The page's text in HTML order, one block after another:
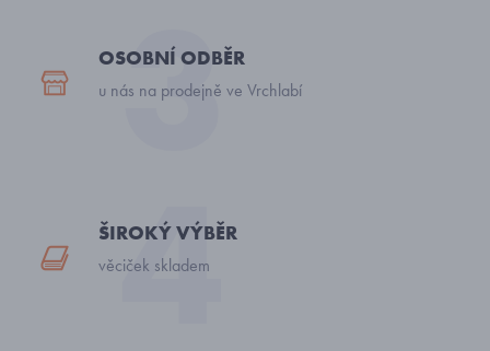
OSOBNÍ ODBĚR
u nás na prodejně ve Vrchlabí
ŠIROKÝ VÝBĚR
věciček skladem